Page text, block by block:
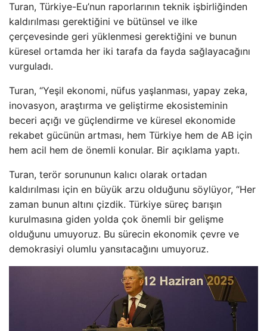
Turan, Türkiye-Eu’nun raporlarının teknik işbirliğinden
kaldırılması gerektiğini ve bütünsel ve ilke
çerçevesinde geri yüklenmesi gerektiğini ve bunun
küresel ortamda her iki tarafa da fayda sağlayacağını
vurguladı.
Turan, “Yeşil ekonomi, nüfus yaşlanması, yapay zeka,
inovasyon, araştırma ve geliştirme ekosisteminin
beceri açığı ve güçlendirme ve küresel ekonomide
rekabet gücünün artması, hem Türkiye hem de AB için
hem acil hem de önemli konular. Bir açıklama yaptı.
Turan, terör sorununun kalıcı olarak ortadan
kaldırılması için en büyük arzu olduğunu söylüyor, “Her
zaman bunun altını çizdik. Türkiye süreç barışın
kurulmasına giden yolda çok önemli bir gelişme
olduğunu umuyoruz. Bu sürecin ekonomik çevre ve
demokrasiyi olumlu yansıtacağını umuyoruz.